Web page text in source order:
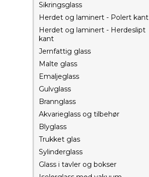
Sikringsglass
Herdet og laminert - Polert kant
Herdet og laminert - Herdeslipt
kant
Jernfattig glass
Malte glass
Emaljeglass
Gulvglass
Brannglass
Akvarieglass og tilbehør
Blyglass
Trukket glas
Sylinderglass
Glass i tavler og bokser